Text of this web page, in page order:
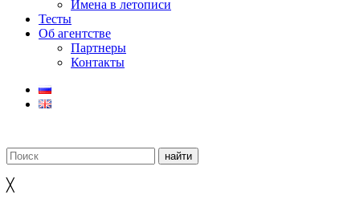
Имена в летописи
Тесты
Об агентстве
Партнеры
Контакты
╳